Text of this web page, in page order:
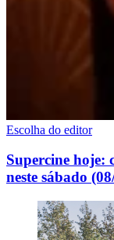
Escolha do editor
Supercine hoje:
neste sábado